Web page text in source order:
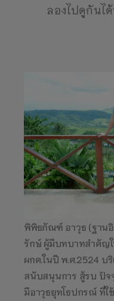
ลองไปดูกันไ
พิพิธภัณฑ์ อาวุธ (ฐาน
รักษ์ ผู้มีบทบาทสำคัญ
ผกค.ในปี พ.ศ.2524 บ
สนับสนุนการ สู้รบ ปัจ
มีอาวุธยุทโธปกรณ์ ที่ใ